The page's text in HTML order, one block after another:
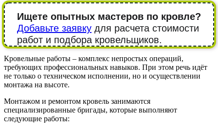
Ищете опытных мастеров по кровле?
Добавьте заявку для расчета стоимости
работ и подбора кровельщиков.
Кровельные работы – комплекс непростых операций,
требующих профессиональных навыков. При этом речь идёт
не только о техническом исполнении, но и осуществлении
монтажа на высоте.
Монтажом и ремонтом кровель занимаются
специализированные бригады, которые выполняют
следующие работы: